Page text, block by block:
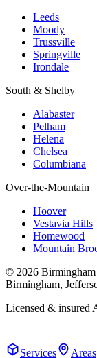
Leeds
Moody
Trussville
Springville
Irondale
South & Shelby
Alabaster
Pelham
Helena
Chelsea
Columbiana
Over-the-Mountain
Hoover
Vestavia Hills
Homewood
Mountain
© 2026
Birmingham,
Licensed & insured
Services
Areas